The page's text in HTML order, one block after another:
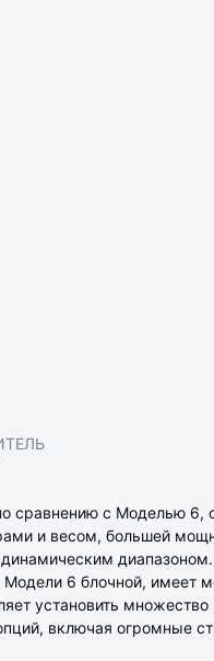
сравнению с Моделью 6,
и весом, большей
Модели 6 блочной, имеет
установить
включая огромные